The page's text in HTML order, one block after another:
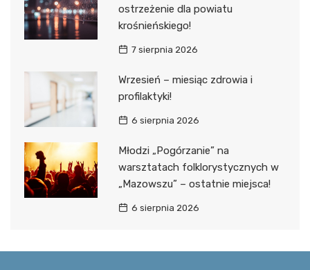
ostrzeżenie dla powiatu
krośnieńskiego!
7 sierpnia 2026
Wrzesień – miesiąc zdrowia i
profilaktyki!
6 sierpnia 2026
Młodzi „Pogórzanie” na
warsztatach folklorystycznych w
„Mazowszu” – ostatnie miejsca!
6 sierpnia 2026